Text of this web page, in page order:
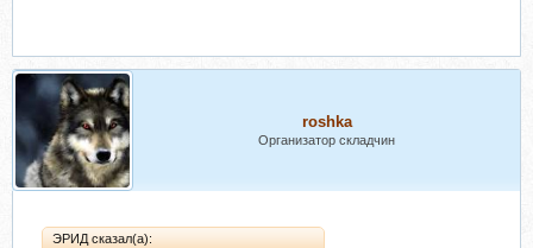
roshka
Организатор складчин
ЭРИД сказал(а):